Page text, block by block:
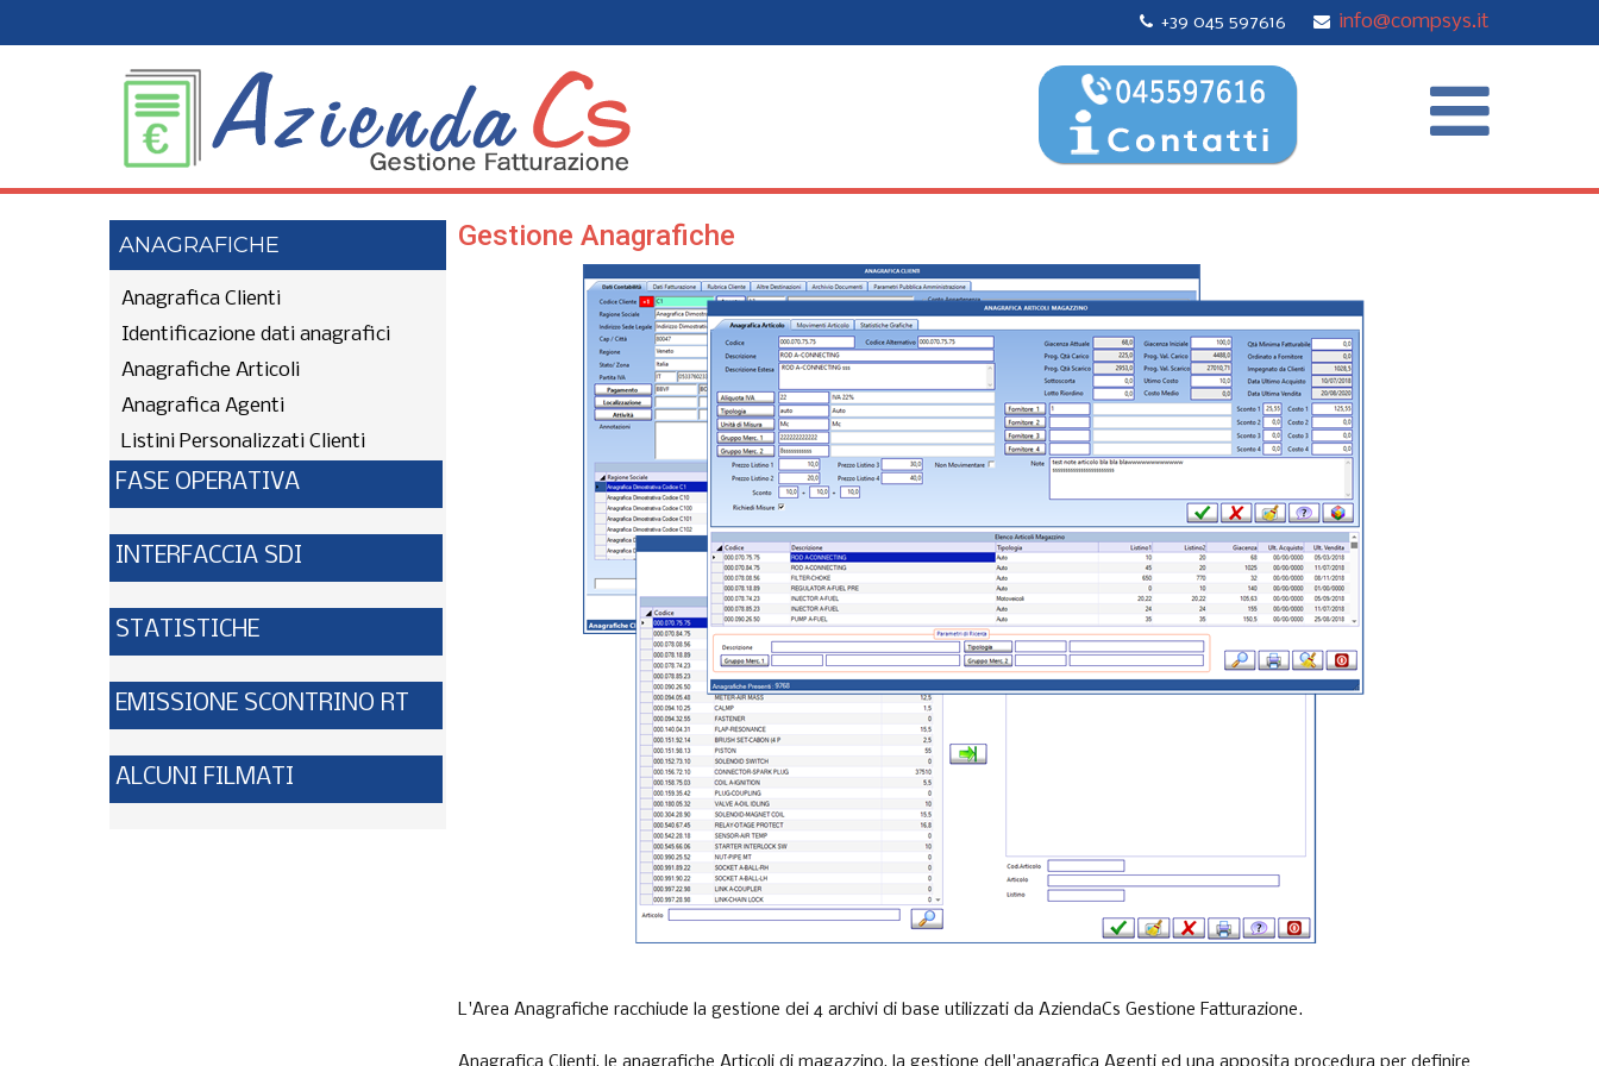
+39 045 597616 info@compsys.it
ANAGRAFICHE
Anagrafica Clienti
Identificazione dati anagrafici
Anagrafiche Articoli
Anagrafica Agenti
Listini Personalizzati Clienti
FASE OPERATIVA
INTERFACCIA SDI
STATISTICHE
EMISSIONE SCONTRINO RT
ALCUNI FILMATI
Gestione Anagrafiche
L'Area Anagrafiche racchiude la gestione dei 4 archivi di base utilizzati da AziendaCs Gestione Fatturazione.